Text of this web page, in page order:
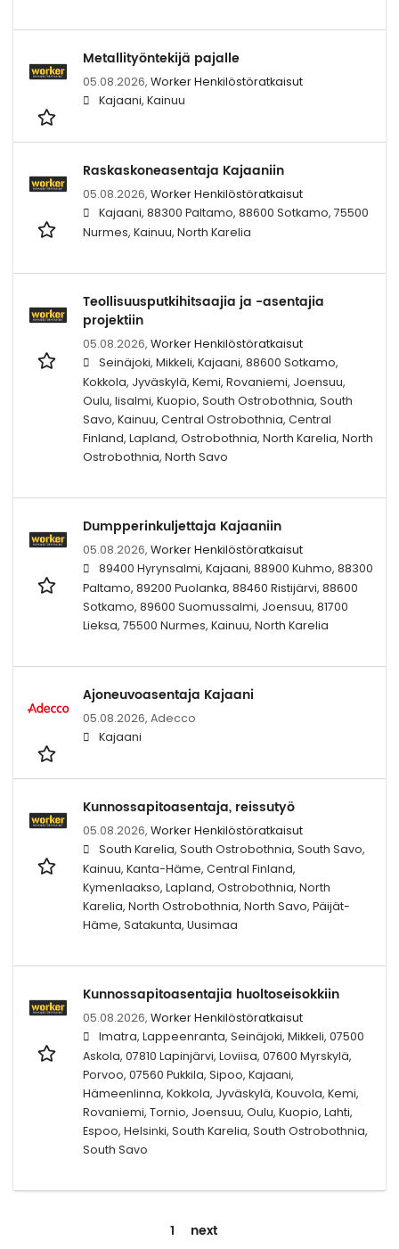
Metallityöntekijä pajalle
05.08.2026, Worker Henkilöstöratkaisut
Kajaani, Kainuu
Raskaskoneasentaja Kajaaniin
05.08.2026, Worker Henkilöstöratkaisut
Kajaani, 88300 Paltamo, 88600 Sotkamo, 75500
Nurmes, Kainuu, North Karelia
Teollisuusputkihitsaajia ja -asentajia
projektiin
05.08.2026, Worker Henkilöstöratkaisut
Seinäjoki, Mikkeli, Kajaani, 88600 Sotkamo,
Kokkola, Jyväskylä, Kemi, Rovaniemi, Joensuu,
Oulu, Iisalmi, Kuopio, South Ostrobothnia, South
Savo, Kainuu, Central Ostrobothnia, Central
Finland, Lapland, Ostrobothnia, North Karelia, North
Ostrobothnia, North Savo
Dumpperinkuljettaja Kajaaniin
05.08.2026, Worker Henkilöstöratkaisut
89400 Hyrynsalmi, Kajaani, 88900 Kuhmo, 88300
Paltamo, 89200 Puolanka, 88460 Ristijärvi, 88600
Sotkamo, 89600 Suomussalmi, Joensuu, 81700
Lieksa, 75500 Nurmes, Kainuu, North Karelia
Ajoneuvoasentaja Kajaani
05.08.2026, Adecco
Kajaani
Kunnossapitoasentaja, reissutyö
05.08.2026, Worker Henkilöstöratkaisut
South Karelia, South Ostrobothnia, South Savo,
Kainuu, Kanta-Häme, Central Finland,
Kymenlaakso, Lapland, Ostrobothnia, North
Karelia, North Ostrobothnia, North Savo, Päijät-
Häme, Satakunta, Uusimaa
Kunnossapitoasentajia huoltoseisokkiin
05.08.2026, Worker Henkilöstöratkaisut
Imatra, Lappeenranta, Seinäjoki, Mikkeli, 07500
Askola, 07810 Lapinjärvi, Loviisa, 07600 Myrskylä,
Porvoo, 07560 Pukkila, Sipoo, Kajaani,
Hämeenlinna, Kokkola, Jyväskylä, Kouvola, Kemi,
Rovaniemi, Tornio, Joensuu, Oulu, Kuopio, Lahti,
Espoo, Helsinki, South Karelia, South Ostrobothnia,
South Savo
1 next